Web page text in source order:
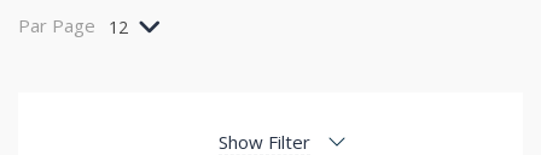
Par Page 12
Show Filter